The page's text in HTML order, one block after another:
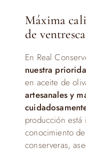
Máxima
de
En Real
nuestra
en aceite de
artesanales y
producción
conocimiento
conserveras,